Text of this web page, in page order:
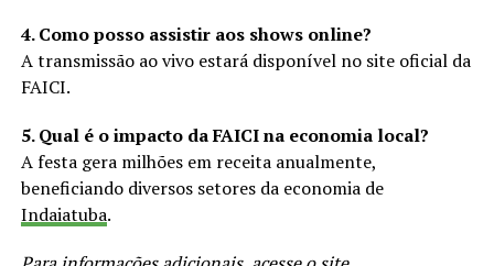
4. Como posso assistir aos shows online?
A transmissão ao vivo estará disponível no site oficial da
FAICI.
5. Qual é o impacto da FAICI na economia local?
A festa gera milhões em receita anualmente,
beneficiando diversos setores da economia de
Indaiatuba.